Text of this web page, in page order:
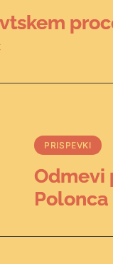
PRISPEVKI
Odmevi